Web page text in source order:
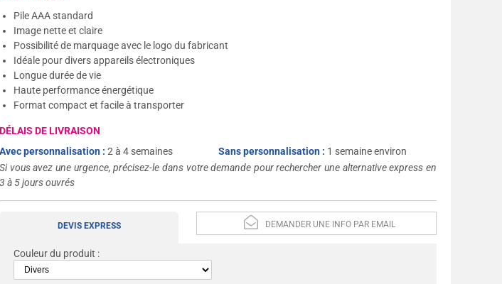
Pile AAA standard
Image nette et claire
Possibilité de marquage avec le logo du fabricant
Idéale pour divers appareils électroniques
Longue durée de vie
Haute performance énergétique
Format compact et facile à transporter
DÉLAIS DE LIVRAISON
Avec personnalisation :2 à 4 semaines Sans personnalisation : 1 semaine environ
Si vous avez une urgence, précisez-le dans votre demande pour rechercher une alternative express en
3 à 5 jours ouvrés
DEMANDER UNE INFO PAR EMAIL
DEVIS EXPRESS
Couleur du produit :